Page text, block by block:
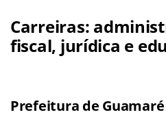
Carreiras:
fiscal, jurídica e
Prefeitura de Guamaré